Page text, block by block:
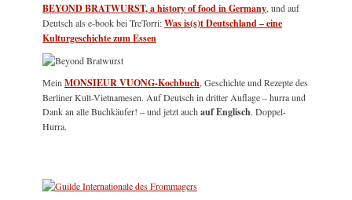
BEYOND BRATWURST, a history of food in Germany, und auf
Deutsch als e-book bei TreTorri:Was is(s)t Deutschland – eine
Kulturgeschichte zum Essen
MeinMONSIEUR VUONG-Kochbuch, Geschichte und Rezepte des
Berliner Kult-Vietnamesen. Auf Deutsch in dritter Auflage – hurra und
Dank an alle Buchkäufer! – und jetzt auchauf Englisch. Doppel-
Hurra.